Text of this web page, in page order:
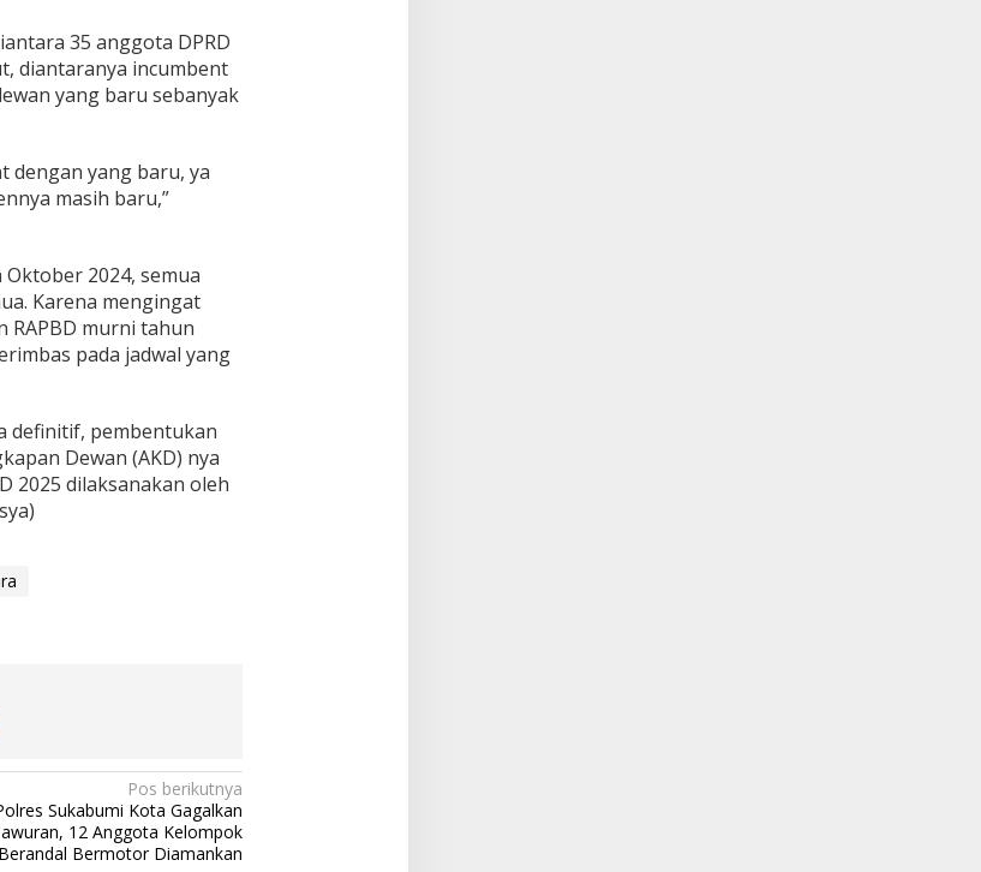
35 anggota DPRD
diantaranya incumbent
yang baru sebanyak
dengan yang baru, ya
masih baru,”
2024, semua
Karena mengingat
RAPBD murni tahun
pada jadwal yang
definitif, pembentukan
Dewan (AKD) nya
2025 dilaksanakan oleh
Pos berikutnya
Sukabumi Kota Gagalkan
12 Anggota Kelompok
Berandal Bermotor Diamankan